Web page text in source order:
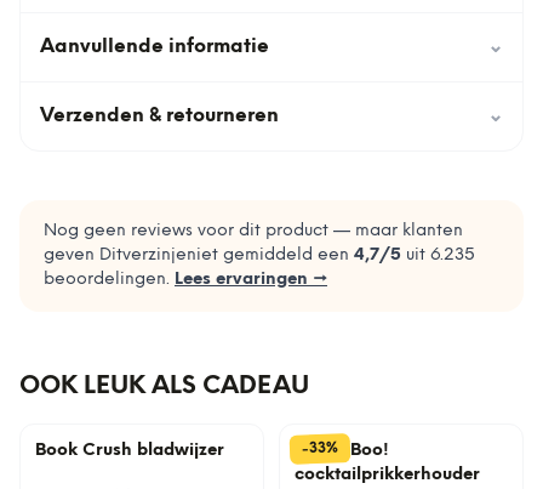
Aanvullende informatie ⌄
Verzenden & retourneren ⌄
Nog geen reviews voor dit product — maar klanten
geven Ditverzinjeniet gemiddeld een 4,7/5 uit 6.235
beoordelingen. Lees ervaringen →
OOK LEUK ALS CADEAU
Book Crush bladwijzer -33%
Pick a Boo!
cocktailprikkerhouder